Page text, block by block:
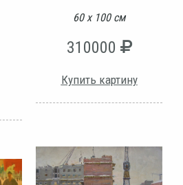
60 х 100 см
310000
Купить картину